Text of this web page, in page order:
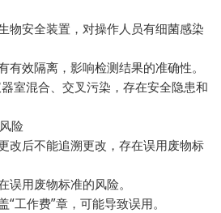
物安全装置，对操作人员有细菌感染
效隔离，影响检测结果的准确性。
室混合、交叉污染，存在安全隐患和
险
改后不能追溯更改，存在误用废物标
用废物标准的风险。
工作费”章，可能导致误用。